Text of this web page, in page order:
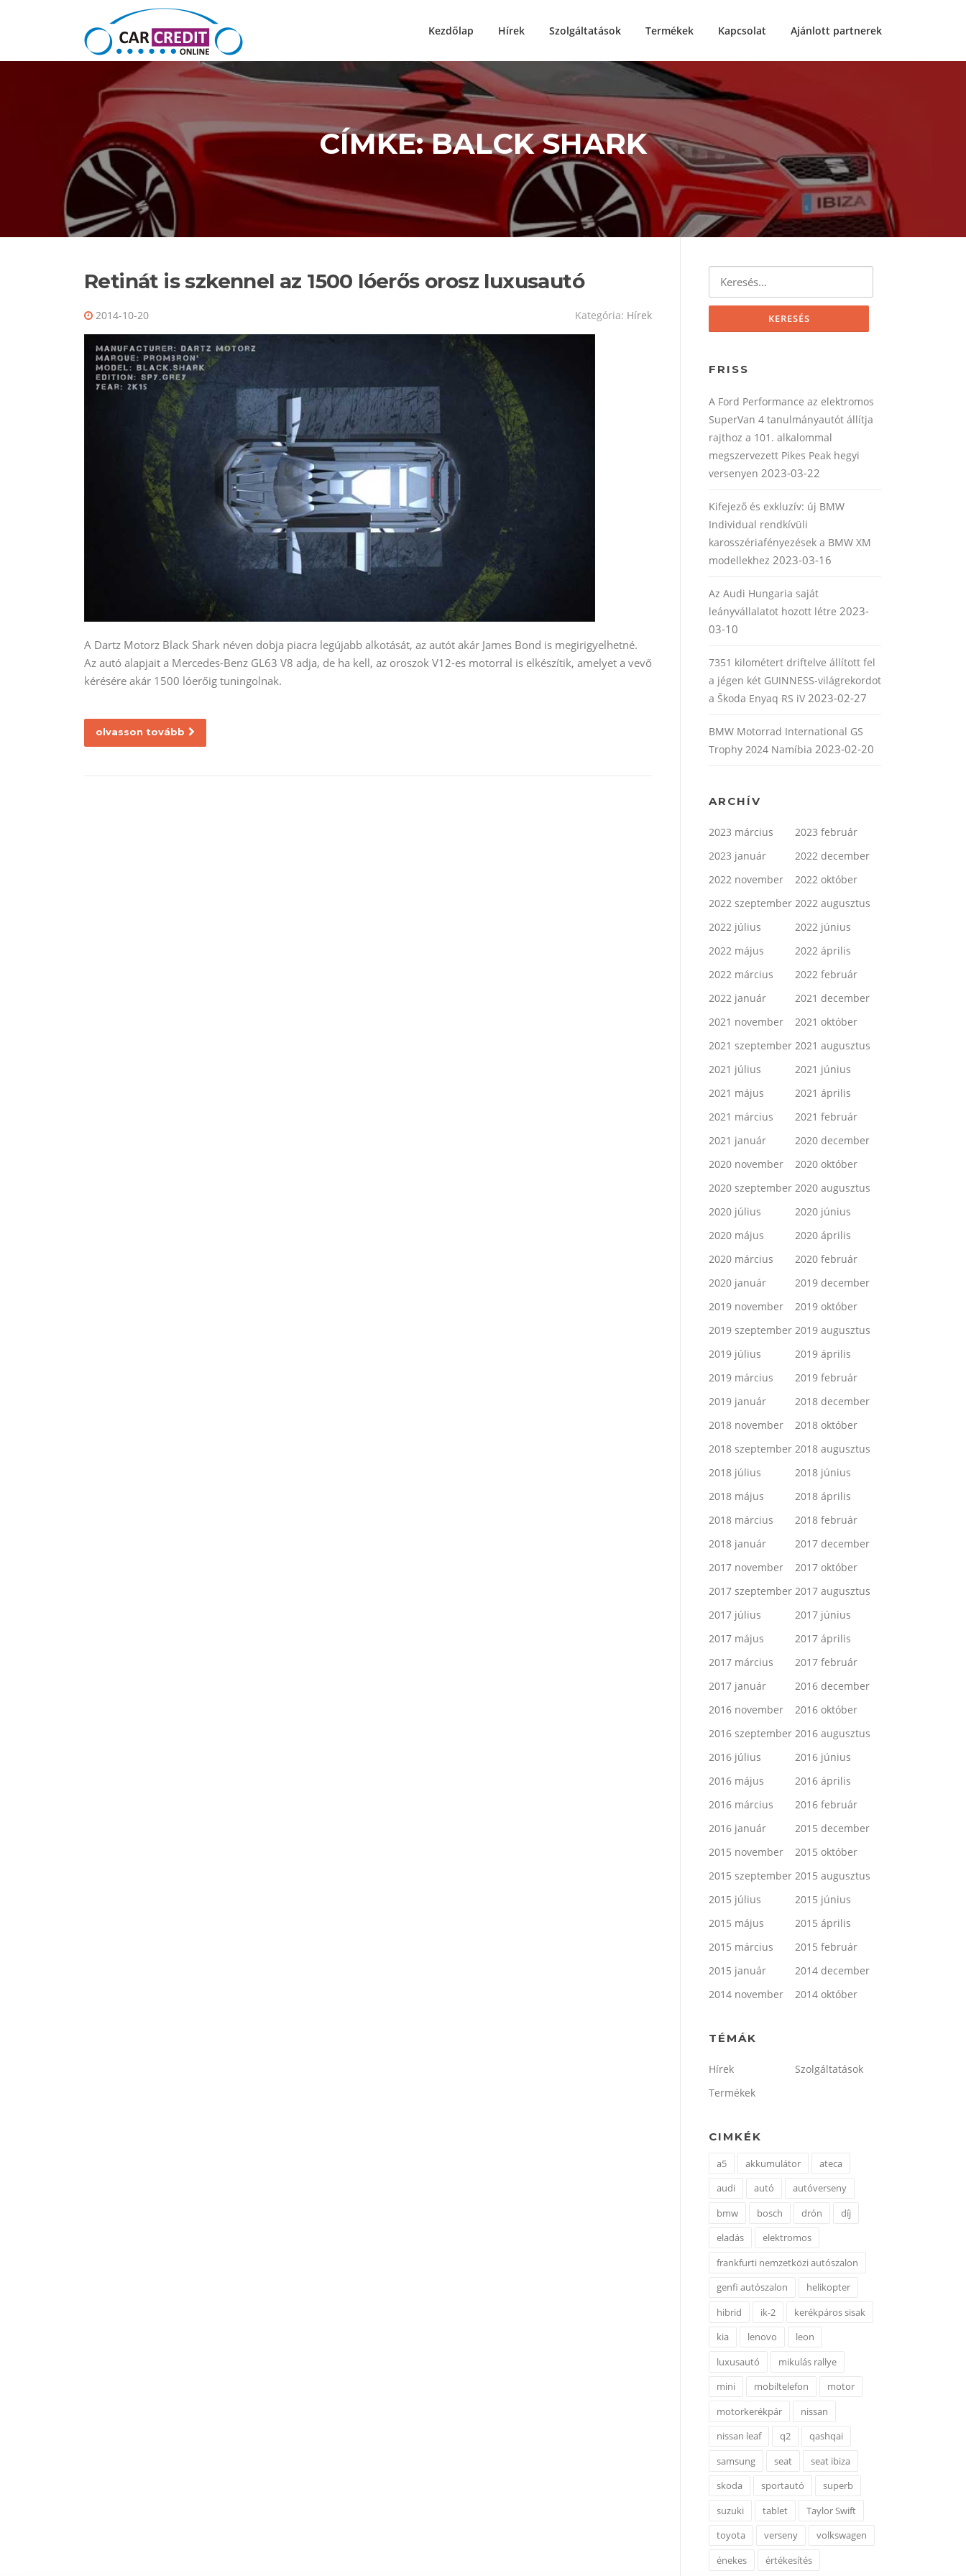
Kezdőlap Hírek Szolgáltatások Termékek Kapcsolat Ajánlott partnerek
CÍMKE: BALCK SHARK
Retinát is szkennel az 1500 lóerős orosz luxusautó
2014-10-20 Kategória: Hírek
A Dartz Motorz Black Shark néven dobja piacra legújabb alkotását, az autót akár James Bond is megirigyelhetné.
Az autó alapjait a Mercedes-Benz GL63 V8 adja, de ha kell, az oroszok V12-es motorral is elkészítik, amelyet a vevő
kérésére akár 1500 lóerőig tuningolnak.
olvasson tovább
Keresés:
FRISS
A Ford Performance az elektromos
SuperVan 4 tanulmányautót állítja
rajthoz a 101. alkalommal
megszervezett Pikes Peak hegyi
versenyen 2023-03-22
Kifejező és exkluzív: új BMW
Individual rendkívüli
karosszériafényezések a BMW XM
modellekhez 2023-03-16
Az Audi Hungaria saját
leányvállalatot hozott létre 2023-
03-10
7351 kilométert driftelve állított fel
a jégen két GUINNESS-világrekordot
a Škoda Enyaq RS iV 2023-02-27
BMW Motorrad International GS
Trophy 2024 Namíbia 2023-02-20
ARCHÍV
2023 március
2023 február
2023 január
2022 december
2022 november
2022 október
2022 szeptember 2022 augusztus
2022 július
2022 június
2022 május
2022 április
2022 március
2022 február
2022 január
2021 december
2021 november
2021 október
2021 szeptember 2021 augusztus
2021 július
2021 június
2021 május
2021 április
2021 március
2021 február
2021 január
2020 december
2020 november
2020 október
2020 szeptember 2020 augusztus
2020 július
2020 június
2020 május
2020 április
2020 március
2020 február
2020 január
2019 december
2019 november
2019 október
2019 szeptember 2019 augusztus
2019 július
2019 április
2019 március
2019 február
2019 január
2018 december
2018 november
2018 október
2018 szeptember 2018 augusztus
2018 július
2018 június
2018 május
2018 április
2018 március
2018 február
2018 január
2017 december
2017 november
2017 október
2017 szeptember 2017 augusztus
2017 július
2017 június
2017 május
2017 április
2017 március
2017 február
2017 január
2016 december
2016 november
2016 október
2016 szeptember 2016 augusztus
2016 július
2016 június
2016 május
2016 április
2016 március
2016 február
2016 január
2015 december
2015 november
2015 október
2015 szeptember 2015 augusztus
2015 július
2015 június
2015 május
2015 április
2015 március
2015 február
2015 január
2014 december
2014 november
2014 október
TÉMÁK
Hírek
Szolgáltatások
Termékek
CIMKÉK
a5 akkumulátor
ateca
audi
autó
autóverseny
bmw
bosch drón
díj
eladás
elektromos
frankfurti nemzetközi autószalon
genfi autószalon
helikopter
hibrid
ik-2
kerékpáros sisak
kia
lenovo
leon
luxusautó
mikulás rallye
mini
mobiltelefon
motor
motorkerékpár
nissan
nissan leaf
q2
qashqai
samsung
seat
seat ibiza
skoda
sportautó
superb
suzuki
tablet
Taylor Swift
toyota
verseny
volkswagen
énekes
értékesítés